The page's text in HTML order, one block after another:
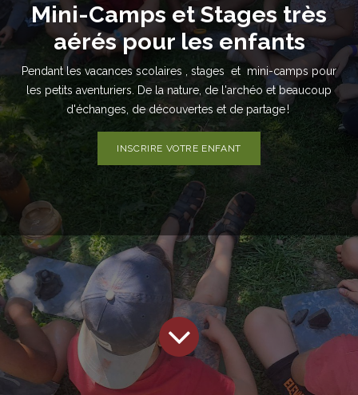
Mini-Camps et Stages très
aérés pour les enfants
Pendant les vacances scolaires , stages et mini-camps pour
les petits aventuriers. De la nature, de l'archéo et beaucoup
d'échanges, de découvertes et de partage !
INSCRIRE VOTRE ENFANT